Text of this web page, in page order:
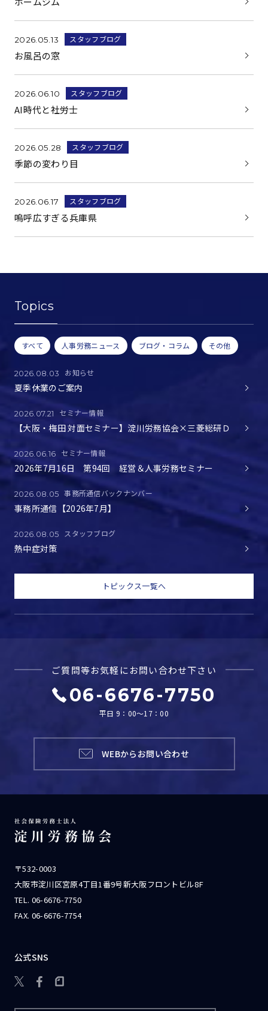
Topics
すべて 人事労務ニュース ブログ・コラム その他
2026.08.03 お知らせ
夏季休業のご案内
2026.07.21 セミナー情報
【大阪・梅田 対面セミナー】淀川労務協会×三菱総研Ｄ
2026.06.16 セミナー情報
2026年7月16日 第94回 経営＆人事労務セミナー
2026.08.05 事務所通信バックナンバー
事務所通信【2026年7月】
2026.08.05 スタッフブログ
熱中症対策
トピックス一覧へ
2026.05.13 スタッフブログ
お風呂の窓
2026.06.10 スタッフブログ
AI時代と社労士
2026.05.28 スタッフブログ
季節の変わり目
2026.06.17 スタッフブログ
嗚呼広すぎる兵庫県
ご質問等お気軽にお問い合わせ下さい
06-6676-7750
平日 9：00～17：00
WEBからお問い合わせ
〒532-0003
大阪市淀川区宮原4丁目1番9号新大阪フロントビル8F
TEL. 06-6676-7750
FAX. 06-6676-7754
公式SNS
